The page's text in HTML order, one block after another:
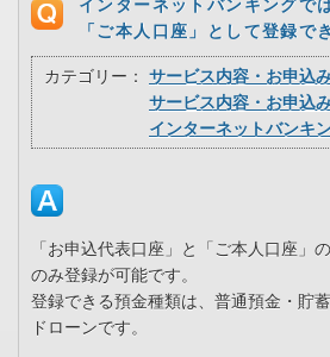
インターネットバンキングで
「ご本人口座」として登録で
カテゴリー：
サービス内容・お申込
サービス内容・お申込
インターネットバンキ
「お申込代表口座」と「ご本人口座」
のみ登録が可能です。
登録できる預金種類は、普通預金・貯
ドローンです。